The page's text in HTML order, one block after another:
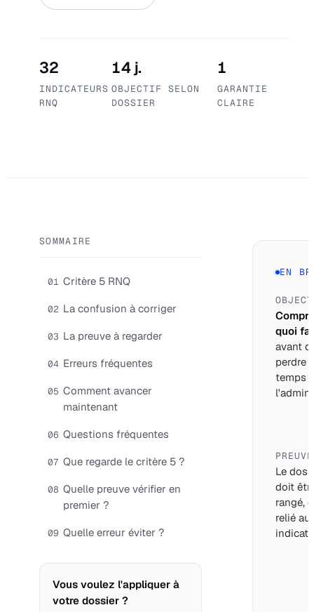
32
INDICATEURS
RNQ
14 j.
OBJECTIF SELON
DOSSIER
1
GARANTIE
CLAIRE
SOMMAIRE
01 Critère 5 RNQ
02 La confusion à corriger
03 La preuve à regarder
04 Erreurs fréquentes
05 Comment avancer
maintenant
06 Questions fréquentes
07 Que regarde le critère 5 ?
08 Quelle preuve vérifier en
premier ?
09 Quelle erreur éviter ?
Vous voulez l'appliquer à
votre dossier ?
EN
quoi
avant
perdre
temps
PREUVE
Le
doit
rangé,
relié